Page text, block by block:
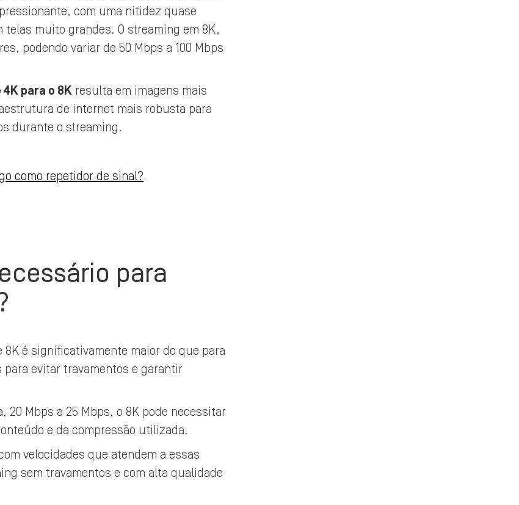
com uma nitidez quase
muito grandes. O streaming em 8K,
podendo variar de 50 Mbps a 100 Mbps
para o 8K resulta em imagens mais
de internet mais robusta para
durante o streaming.
como repetidor de sinal?
para
é significativamente maior do que para
evitar travamentos e garantir
20 Mbps a 25 Mbps, o 8K pode necessitar
e da compressão utilizada.
velocidades que atendem a essas
sem travamentos e com alta qualidade